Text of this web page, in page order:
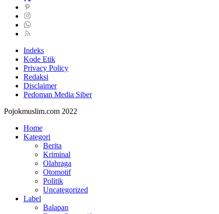
Indeks
Kode Etik
Privacy Policy
Redaksi
Disclaimer
Pedoman Media Siber
Pojokmuslim.com 2022
Home
Kategori
Berita
Kriminal
Olahraga
Otomotif
Politik
Uncategorized
Label
Balapan